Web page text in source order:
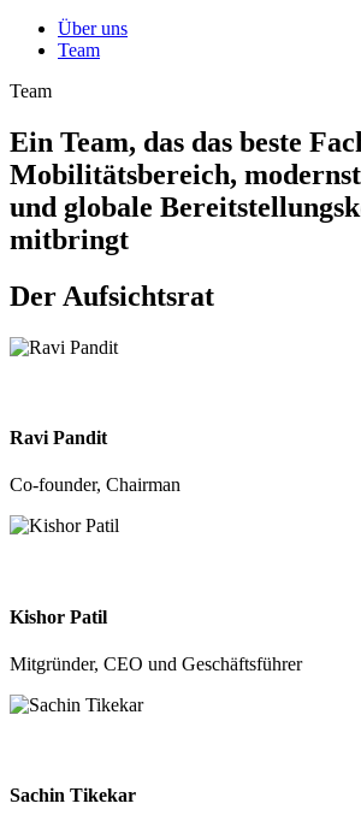
Über uns
Team
Team
Ein Team, das das beste
Mobilitätsbereich,
und globale
mitbringt
Der Aufsichtsrat
Ravi Pandit
Co-founder, Chairman
Kishor Patil
Mitgründer, CEO und Geschäftsführer
Sachin Tikekar